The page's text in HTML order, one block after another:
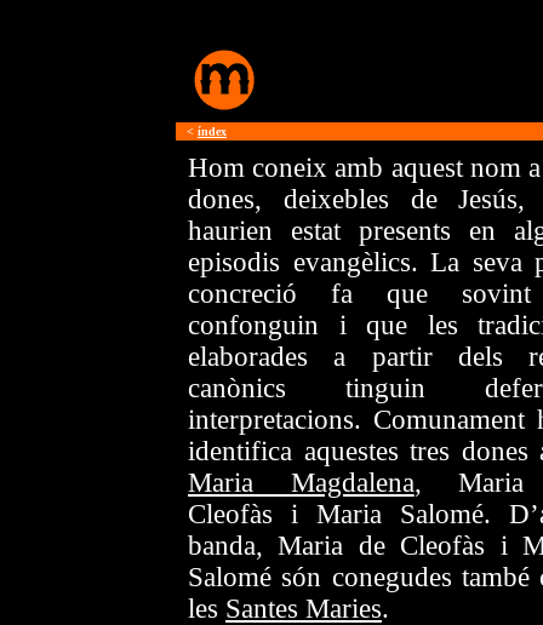
< índex
Hom coneix amb aquest nom
dones, deixebles de Jesús,
haurien estat presents en
episodis evangèlics. La seva
concreció fa que
confonguin i que les
elaborades a partir dels
canònics tinguin
interpretacions. Comunament
identifica aquestes tres dones
Maria Magdalena, Maria
Cleofàs i Maria Salomé.
banda, Maria de Cleofàs i
Salomé són conegudes també
les Santes Maries.